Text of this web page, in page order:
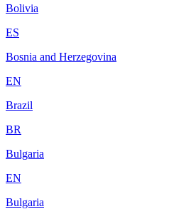
Bolivia
ES
Bosnia and Herzegovina
EN
Brazil
BR
Bulgaria
EN
Bulgaria